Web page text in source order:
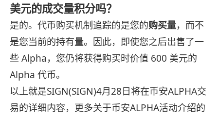
美元的成交量积分吗？
是的。代币购买机制追踪的是您的购买量，而不
是您当前的持有量。因此，即使您之后出售了一
些 Alpha，您仍将获得购买时价值 600 美元的
Alpha 代币。
以上就是SIGN(SIGN)4月28日将在币安ALPHA交
易的详细内容，更多关于币安ALPHA活动介绍的